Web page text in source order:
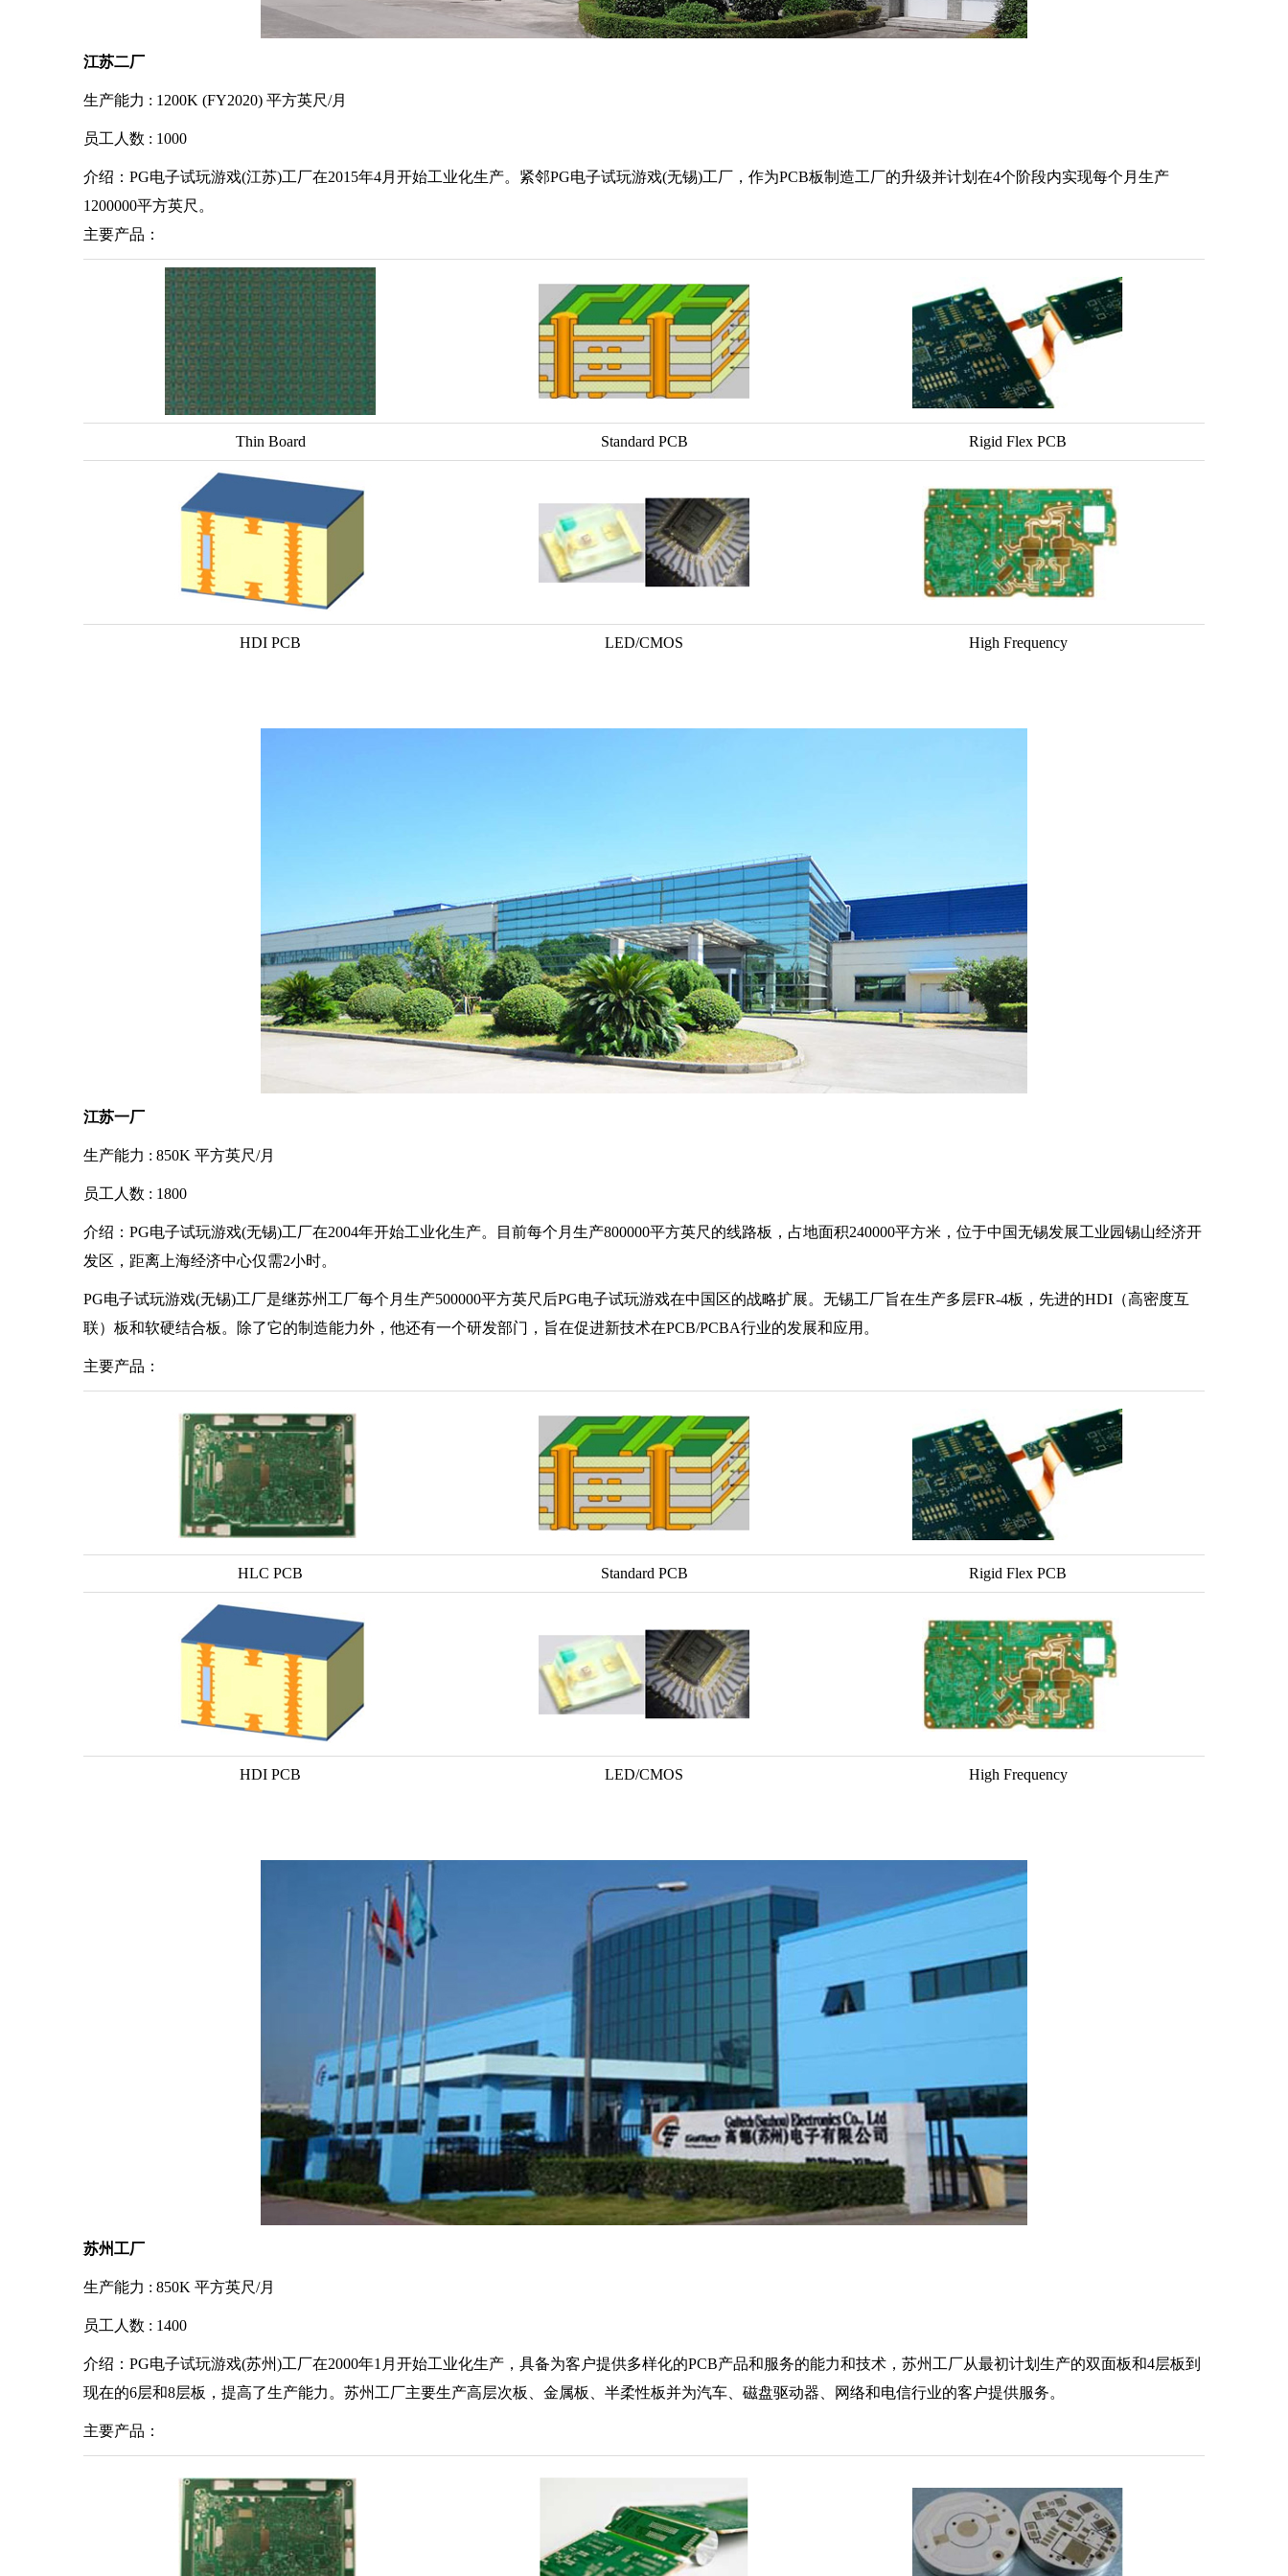
江苏二厂
生产能力 : 1200K (FY2020) 平方英尺/月
员工人数 : 1000
介绍：PG电子试玩游戏(江苏)工厂在2015年4月开始工业化生产。紧邻PG电子试玩游戏(无锡)工厂，作为PCB板制造工厂的升级并计划在4个阶段内实现每个月生产
1200000平方英尺。
主要产品：
Thin Board Standard PCB Rigid Flex PCB
HDI PCB LED/CMOS High Frequency
江苏一厂
生产能力 : 850K 平方英尺/月
员工人数 : 1800
介绍：PG电子试玩游戏(无锡)工厂在2004年开始工业化生产。目前每个月生产800000平方英尺的线路板，占地面积240000平方米，位于中国无锡发展工业园锡山经济开
发区，距离上海经济中心仅需2小时。
PG电子试玩游戏(无锡)工厂是继苏州工厂每个月生产500000平方英尺后PG电子试玩游戏在中国区的战略扩展。无锡工厂旨在生产多层FR-4板，先进的HDI（高密度互
联）板和软硬结合板。除了它的制造能力外，他还有一个研发部门，旨在促进新技术在PCB/PCBA行业的发展和应用。
主要产品：
HLC PCB Standard PCB Rigid Flex PCB
HDI PCB LED/CMOS High Frequency
苏州工厂
生产能力 : 850K 平方英尺/月
员工人数 : 1400
介绍：PG电子试玩游戏(苏州)工厂在2000年1月开始工业化生产，具备为客户提供多样化的PCB产品和服务的能力和技术，苏州工厂从最初计划生产的双面板和4层板到
现在的6层和8层板，提高了生产能力。苏州工厂主要生产高层次板、金属板、半柔性板并为汽车、磁盘驱动器、网络和电信行业的客户提供服务。
主要产品：